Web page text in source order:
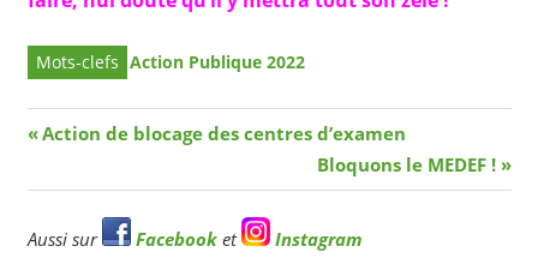
Action Publique 2022
Navigation
de
l’article
Article
Action de blocage des centres d’examen
Article
suivant
Bloquons le MEDEF !
Aussi sur Facebooket Instagram